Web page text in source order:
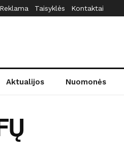
Reklama Taisyklės Kontaktai
Aktualijos Nuomonės